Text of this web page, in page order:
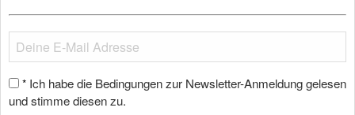
* Ich habe die Bedingungen zur Newsletter-Anmeldung gelesen
und stimme diesen zu.